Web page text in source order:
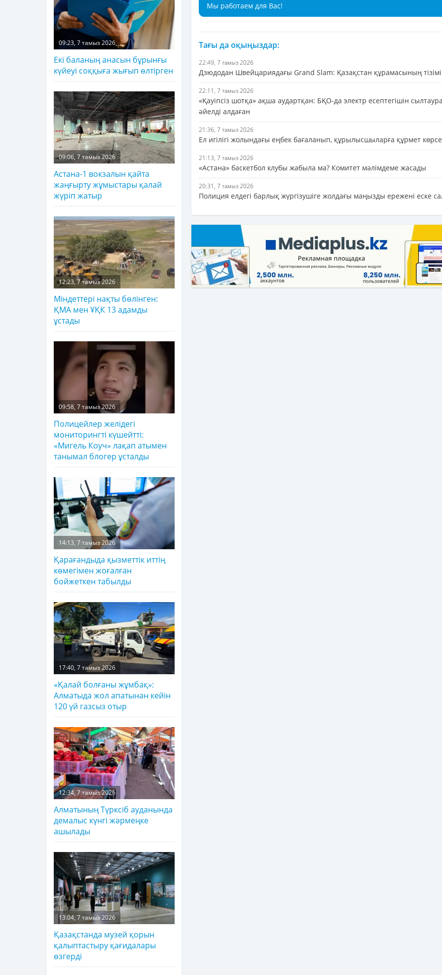
Мы работаем для Вас!
Тағы да оқыңыздар:
22:49, 7 тамыз 2026
Дзюдодан Швейцариядағы Grand Slam: Қазақстан құрамасының тізімі
22:11, 7 тамыз 2026
«Қауіпсіз шотқа» ақша аудартқан: БҚО-да электр есептегішін
әйелді алдаған
21:36, 7 тамыз 2026
Ел игілігі жолындағы еңбек бағаланып, құрылысшыларға құрмет
21:13, 7 тамыз 2026
«Астана» баскетбол клубы жабыла ма? Комитет мәлімдеме жасады
20:31, 7 тамыз 2026
Полиция елдегі барлық жүргізушіге жолдағы маңызды ережені еске
09:23, 7 тамыз 2026
Екі баланың анасын бұрынғы
күйеуі соққыға жығып өлтірген
09:06, 7 тамыз 2026
Астана-1 вокзалын қайта
жаңғырту жұмыстары қалай
жүріп жатыр
12:23, 7 тамыз 2026
Міндеттері нақты бөлінген:
ҚМА мен ҰҚК 13 адамды
ұстады
09:58, 7 тамыз 2026
Полицейлер желідегі
мониторингті күшейтті:
«Мигель Коуч» лақап атымен
танымал блогер ұсталды
14:13, 7 тамыз 2026
Қарағандыда қызметтік иттің
көмегімен жоғалған
бойжеткен табылды
17:40, 7 тамыз 2026
«Қалай болғаны жұмбақ»:
Алматыда жол апатынан кейін
120 үй газсыз отыр
12:34, 7 тамыз 2026
Алматының Түрксіб ауданында
демалыс күнгі жәрмеңке
ашылады
13:04, 7 тамыз 2026
Қазақстанда музей қорын
қалыптастыру қағидалары
өзгерді